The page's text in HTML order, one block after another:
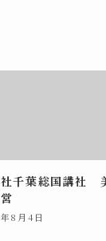
社千葉総国講社
営
8月4日